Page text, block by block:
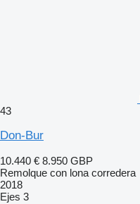
43
Don-Bur
10.440 € 8.950 GBP
Remolque con lona corredera
2018
Ejes 3